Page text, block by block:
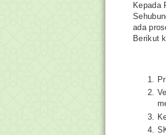
Kepada
ada
Berikut